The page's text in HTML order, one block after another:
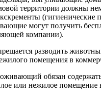
территории должны
(гигиенические
могут получить
компании).
разводить
помещения в
обязан
или нежилое помещение